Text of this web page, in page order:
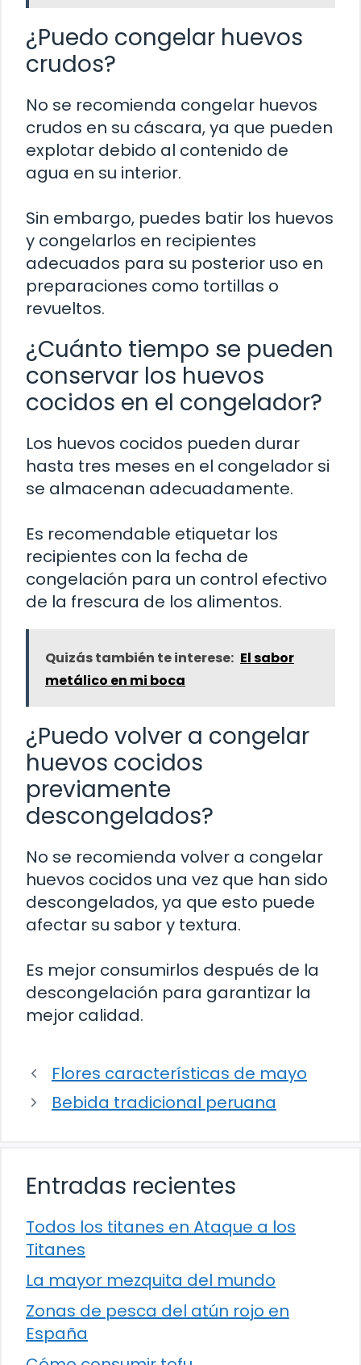
¿Puedo congelar huevos
crudos?
No se recomienda congelar huevos
crudos en su cáscara, ya que pueden
explotar debido al contenido de
agua en su interior.
Sin embargo, puedes batir los huevos
y congelarlos en recipientes
adecuados para su posterior uso en
preparaciones como tortillas o
revueltos.
¿Cuánto tiempo se pueden
conservar los huevos
cocidos en el congelador?
Los huevos cocidos pueden durar
hasta tres meses en el congelador si
se almacenan adecuadamente.
Es recomendable etiquetar los
recipientes con la fecha de
congelación para un control efectivo
de la frescura de los alimentos.
Quizás también te interese: El sabor
metálico en mi boca
¿Puedo volver a congelar
huevos cocidos
previamente
descongelados?
No se recomienda volver a congelar
huevos cocidos una vez que han sido
descongelados, ya que esto puede
afectar su sabor y textura.
Es mejor consumirlos después de la
descongelación para garantizar la
mejor calidad.
Flores características de mayo
Bebida tradicional peruana
Entradas recientes
Todos los titanes en Ataque a los
Titanes
La mayor mezquita del mundo
Zonas de pesca del atún rojo en
España